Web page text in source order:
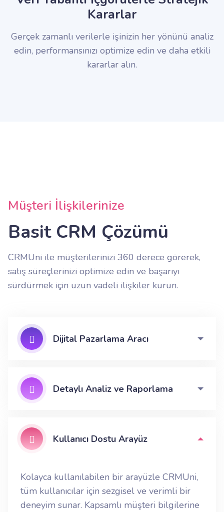
Kararlar
Gerçek zamanlı verilerle işinizin her yönünü analiz
edin, performansınızı optimize edin ve daha etkili
kararlar alın.
Müşteri İlişkilerinize
Basit CRM Çözümü
CRMUni ile müşterilerinizi 360 derece görerek,
satış süreçlerinizi optimize edin ve başarıyı
sürdürmek için uzun vadeli ilişkiler kurun.
Dijital Pazarlama Aracı
Detaylı Analiz ve Raporlama
Kullanıcı Dostu Arayüz
Kolayca kullanılabilen bir arayüzle CRMUni,
tüm kullanıcılar için sezgisel ve verimli bir
deneyim sunar. Kapsamlı müşteri bilgilerine